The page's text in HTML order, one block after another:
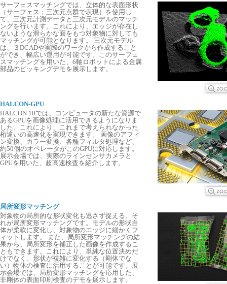
サーフェスマッチングでは、立体的な表面形状
（サーフェス；三次元点群で表現）を使用し
て、三次元計測データと三次元モデルのマッチ
ングを行います。これにより、エッジが存在し
ないような滑らかな面をもつ対象物に対しても
マッチングが可能となります。 三次元モデル
は、３DCADや実際のワークから作成すること
ができ、幅広い運用が可能です。このサーフェ
スマッチングを用いた、6軸ロボットによる金属
部品のピッキングデモを展示します。
HALCON-GPU
HALCON 10では、コンピュータの新たな資源で
あるGPUを画像処理に活用できるようになりま
した。これにより、これまで考えられなかった
桁違いの高速化を実現できます。 画像のアフィ
ン変換、カラー変換、各種フィルタ処理など、
約50個のオペレータがこのGPUに対応します。
展示会場では、実際のラインセンサカメラと
GPUを用いた、超高速検査を紹介します。
局所変形マッチング
対象物の局所的な形状変化も逃さず捉える、そ
れが局所変形マッチングです。モデルの形状自
体が柔軟に変化し、対象物のエッジに細かくフ
ィットします。 また、局所変形マッチングの結
果から、局所変形を補正した画像を作成するこ
ともできます。これにより、単純な位置決めだ
けでなく、形状が複雑に変化する（剛体でな
い）物体の検査に活用することが可能です。展
示会場では、局所変形マッチングを応用した、
非剛体の表面印刷検査のデモを展示します。